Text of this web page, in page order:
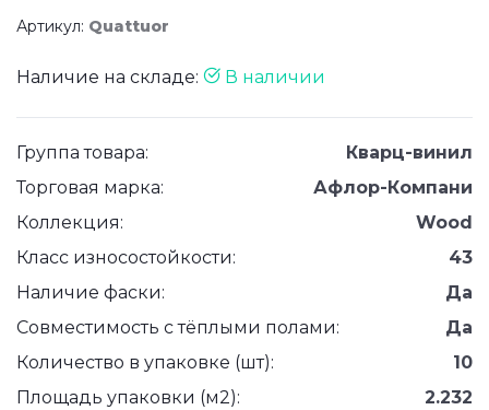
Артикул: Quattuor
Наличие на складе: В наличии
Группа товара:
Кварц-винил
Торговая марка:
Афлор-Компани
Коллекция:
Wood
Класс износостойкости:
43
Наличие фаски:
Да
Совместимость с тёплыми полами:
Да
Количество в упаковке (шт):
10
Площадь упаковки (м2):
2.232